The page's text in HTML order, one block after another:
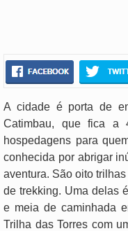
A cidade é porta de
Catimbau, que fica a
hospedagens para
conhecida por abrigar
aventura. São oito
de trekking. Uma delas
e meia de caminhada
Trilha das Torres com